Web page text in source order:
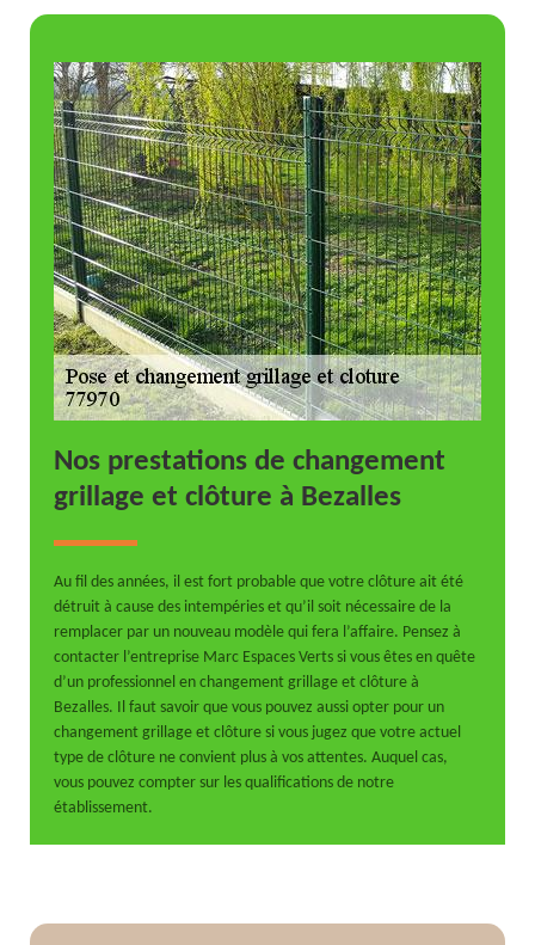
Nos prestations de changement
grillage et clôture à Bezalles
Au fil des années, il est fort probable que votre clôture ait été
détruit à cause des intempéries et qu’il soit nécessaire de la
remplacer par un nouveau modèle qui fera l’affaire. Pensez à
contacter l’entreprise Marc Espaces Verts si vous êtes en quête
d’un professionnel en changement grillage et clôture à
Bezalles. Il faut savoir que vous pouvez aussi opter pour un
changement grillage et clôture si vous jugez que votre actuel
type de clôture ne convient plus à vos attentes. Auquel cas,
vous pouvez compter sur les qualifications de notre
établissement.